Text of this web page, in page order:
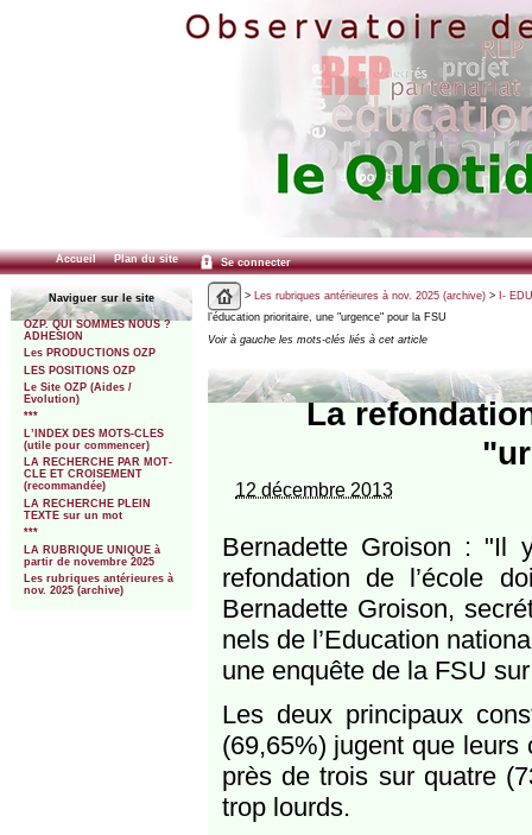
Accueil Plan du site Se connecter
Naviguer sur le site
OZP. QUI SOMMES NOUS ?
ADHESION
Les PRODUCTIONS OZP
LES POSITIONS OZP
Le Site OZP (Aides /
Evolution)
***
L’INDEX DES MOTS-CLES
(utile pour commencer)
LA RECHERCHE PAR MOT-
CLE ET CROISEMENT
(recommandée)
LA RECHERCHE PLEIN
TEXTE sur un mot
***
LA RUBRIQUE UNIQUE à
partir de novembre 2025
Les rubriques antérieures à
nov. 2025 (archive)
> Les rubriques antérieures à nov. 2025 (archive)> I-
l’éducation prioritaire, une "urgence" pour la FSU
Voir à gauche les mots-clés liés à cet article
La
12 décembre 2013
Bernadette Groison : "Il
refon­da­tion de l’école
Bernadette Groison,
nels de l’Education
une enquête de la FSU
Les deux prin­ci­paux
(69,65%) jugent que
près de trois sur quatre
trop lourds.